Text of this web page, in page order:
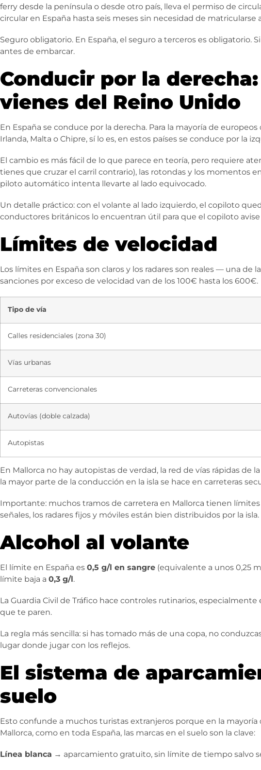
ferry desde la península o desde otro país, lleva el permiso de
circular en España hasta seis meses sin necesidad de matricularse
Seguro obligatorio. En España, el seguro a terceros es obligatorio.
antes de embarcar.
Conducir por la
vienes del Reino Unido
En España se conduce por la derecha. Para la mayoría de
Irlanda, Malta o Chipre, sí lo es, en estos países se conduce por la
El cambio es más fácil de lo que parece en teoría, pero requiere
tienes que cruzar el carril contrario), las rotondas y los momentos
piloto automático intenta llevarte al lado equivocado.
Un detalle práctico: con el volante al lado izquierdo, el copiloto
conductores británicos lo encuentran útil para que el copiloto
Límites de velocidad
Los límites en España son claros y los radares son reales — una
sanciones por exceso de velocidad van de los 100€ hasta los 600€.
Tipo de vía
Calles residenciales (zona 30)
Vías urbanas
Carreteras convencionales
Autovías (doble calzada)
Autopistas
En Mallorca no hay autopistas de verdad, la red de vías rápidas
la mayor parte de la conducción en la isla se hace en carreteras
Importante: muchos tramos de carretera en Mallorca tienen
señales, los radares fijos y móviles están bien distribuidos por la isla.
Alcohol al volante
El límite en España es 0,5 g/l en sangre (equivalente a unos 0,25
límite baja a 0,3 g/l.
La Guardia Civil de Tráfico hace controles rutinarios,
que te paren.
La regla más sencilla: si has tomado más de una copa, no
lugar donde jugar con los reflejos.
El sistema de
suelo
Esto confunde a muchos turistas extranjeros porque en la
Mallorca, como en toda España, las marcas en el suelo son la clave:
Línea blanca → aparcamiento gratuito, sin límite de tiempo salvo